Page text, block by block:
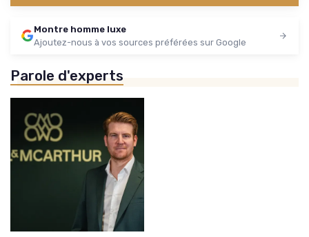
Montre homme luxe
Ajoutez-nous à vos sources préférées sur Google
Parole d'experts